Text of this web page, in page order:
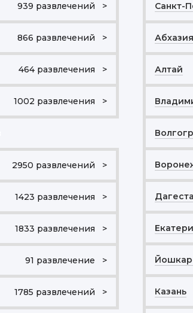
939 развлечений >
866 развлечений >
464 развлечения >
1002 развлечения >
2950 развлечений >
1423 развлечения >
1833 развлечения >
91 развлечение >
1785 развлечений >
Санкт-
Абхазия
Алтай
Казань